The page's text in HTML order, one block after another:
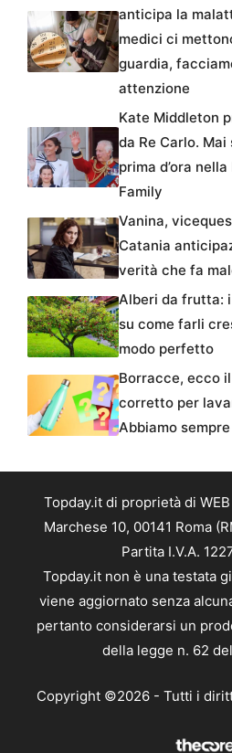
anticipa la
medici ci
guardia,
attenzione
Kate Middleton
da Re Carlo.
prima d’ora nella
Family
Vanina,
Catania
verità che fa
Alberi da frutta:
su come farli
modo perfetto
Borracce, ecco
corretto per
Abbiamo
Topday.it di proprietà di
Marchese 10, 00141 Roma
Partita I.V.A.
Topday.it non è una testata
viene aggiornato senza
pertanto considerarsi un
della legge n. 62
Copyright ©2026 - Tutti i